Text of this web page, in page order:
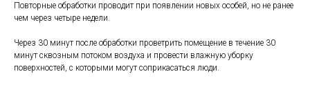
Повторные обработки проводит при появлении новых особей, но не ранее
чем через четыре недели.
Через 30 минут после обработки проветрить помещение в течение 30
минут сквозным потоком воздуха и провести влажную уборку
поверхностей, с которыми могут соприкасаться люди.